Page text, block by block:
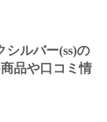
シルバー(ss)の
品や口コミ情